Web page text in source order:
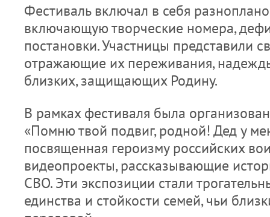
Фестиваль включал в себя
включающую творческие номера,
постановки. Участницы представили
отражающие их переживания,
близких, защищающих Родину.
В рамках фестиваля была
«Помню твой подвиг, родной! Дед у
посвященная героизму российских
видеопроекты, рассказывающие
СВО. Эти экспозиции стали
единства и стойкости семей, чьи